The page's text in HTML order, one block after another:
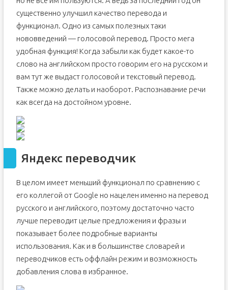
существенно улучшил качество перевода и
функционал. Одно из самых полезных таки
нововведений — голосовой перевод. Просто мега
удобная функция! Когда забыли как будет какое-то
слово на английском просто говорим его на русском и
вам тут же выдаст голосовой и текстовый перевод.
Также можно делать и наоборот. Распознавание речи
как всегда на достойном уровне.
Яндекс переводчик
В целом имеет меньший функционал по сравнению с
его коллегой от Google но нацелен именно на перевод
русского и английского, поэтому достаточно часто
лучше переводит целые предложения и фразы и
показывает более подробные варианты
использования. Как и в большинстве словарей и
переводчиков есть оффлайн режим и возможность
добавления слова в избранное.